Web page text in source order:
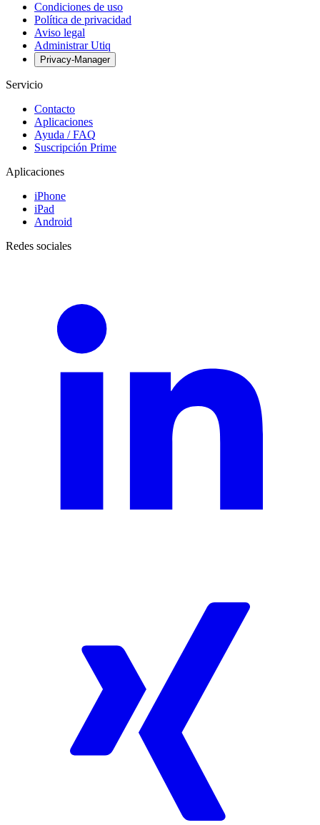
Condiciones de uso
Política de privacidad
Aviso legal
Administrar Utiq
Privacy-Manager
Servicio
Contacto
Aplicaciones
Ayuda / FAQ
Suscripción Prime
Aplicaciones
iPhone
iPad
Android
Redes sociales